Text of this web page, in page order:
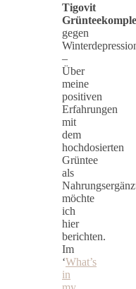
Tigovit
gegen
–
Über
meine
positiven
Erfahrungen
mit
dem
hochdosierten
Grüntee
als
möchte
ich
hier
berichten.
Im
‘What’s
in